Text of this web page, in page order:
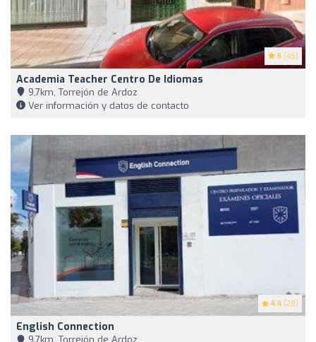
5 (45)
Academia Teacher Centro De Idiomas
9,7km, Torrejón de Ardoz
Ver información y datos de contacto
4.4 (28)
English Connection